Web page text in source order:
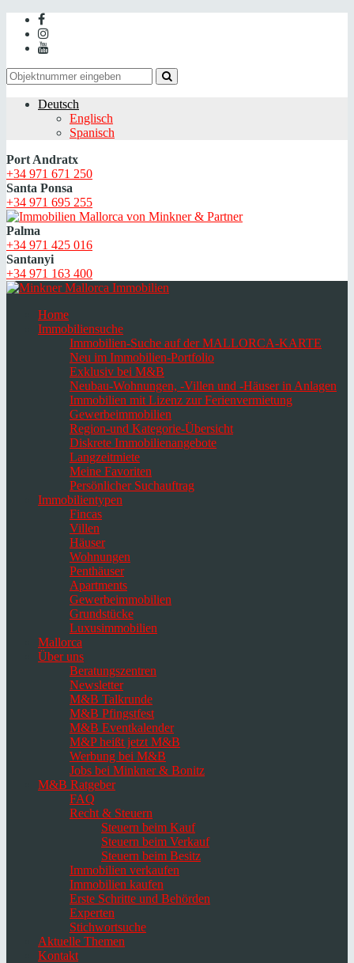
Deutsch
Englisch
Spanisch
Port Andratx
+34 971 671 250
Santa Ponsa
+34 971 695 255
Palma
+34 971 425 016
Santanyi
+34 971 163 400
Home
Immobiliensuche
Immobilien-Suche auf der MALLORCA-KARTE
Neu im Immobilien-Portfolio
Exklusiv bei M&B
Neubau-Wohnungen, -Villen und -Häuser in Anlagen
Immobilien mit Lizenz zur Ferienvermietung
Gewerbeimmobilien
Region-und Kategorie-Übersicht
Diskrete Immobilienangebote
Langzeitmiete
Meine Favoriten
Persönlicher Suchauftrag
Immobilientypen
Fincas
Villen
Häuser
Wohnungen
Penthäuser
Apartments
Gewerbeimmobilien
Grundstücke
Luxusimmobilien
Mallorca
Über uns
Beratungszentren
Newsletter
M&B Talkrunde
M&B Pfingstfest
M&B Eventkalender
M&P heißt jetzt M&B
Werbung bei M&B
Jobs bei Minkner & Bonitz
M&B Ratgeber
FAQ
Recht & Steuern
Steuern beim Kauf
Steuern beim Verkauf
Steuern beim Besitz
Immobilien verkaufen
Immobilien kaufen
Erste Schritte und Behörden
Experten
Stichwortsuche
Aktuelle Themen
Kontakt